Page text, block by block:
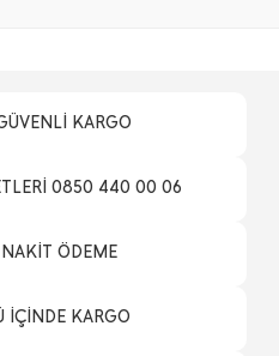
KARGO
0850 440 00 06
ÖDEME
İÇİNDE KARGO